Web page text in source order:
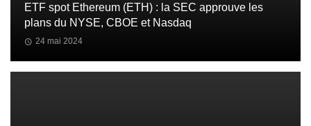
ETF spot Ethereum (ETH) : la SEC approuve les
plans du NYSE, CBOE et Nasdaq
24 mai 2024